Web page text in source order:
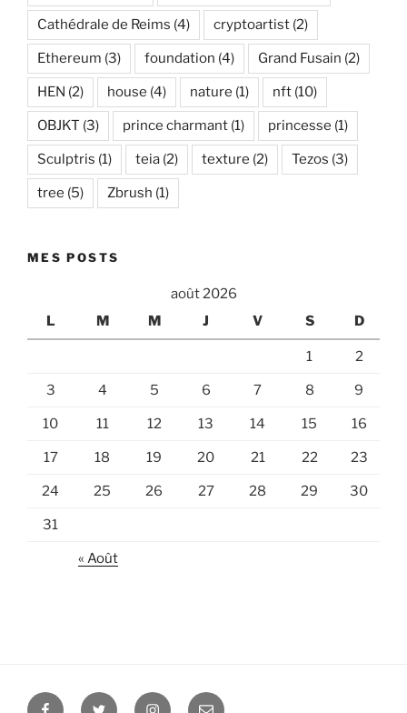
Cathédrale de Reims (4) cryptoartist (2)
Ethereum (3) foundation (4) Grand Fusain (2)
HEN (2) house (4) nature (1) nft (10)
OBJKT (3) prince charmant (1) princesse (1)
Sculptris (1) teia (2) texture (2) Tezos (3)
tree (5) Zbrush (1)
MES POSTS
août 2026
L
M M J V S D
1 2
3 4 5 6 7 8 9
10 11 12 13 14 15 16
17 18 19 20 21 22 23
24 25 26 27 28 29 30
31
« Août
FacebookTwitter Instagram
E-